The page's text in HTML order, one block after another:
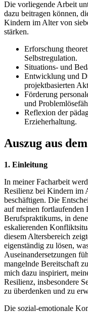
Die vorliegende Arbeit
dazu beitragen können,
Kindern im Alter von
stärken.
Erforschung
Selbstregulation.
Situations- und
Entwicklung und
projektbasierten
Förderung
und
Reflexion der
Erzieherhaltung.
Auszug aus
1. Einleitung
In meiner Facharbeit
Resilienz bei Kindern im
beschäftigen. Die
auf meinen fortlaufenden
Berufspraktikums, in
eskalierenden
diesem Altersbereich
eigenständig zu lösen,
Auseinandersetzungen
mangelnde Bereitschaft
mich dazu inspiriert,
Resilienz, insbesondere
zu überdenken und zu
Die sozial-emotionale